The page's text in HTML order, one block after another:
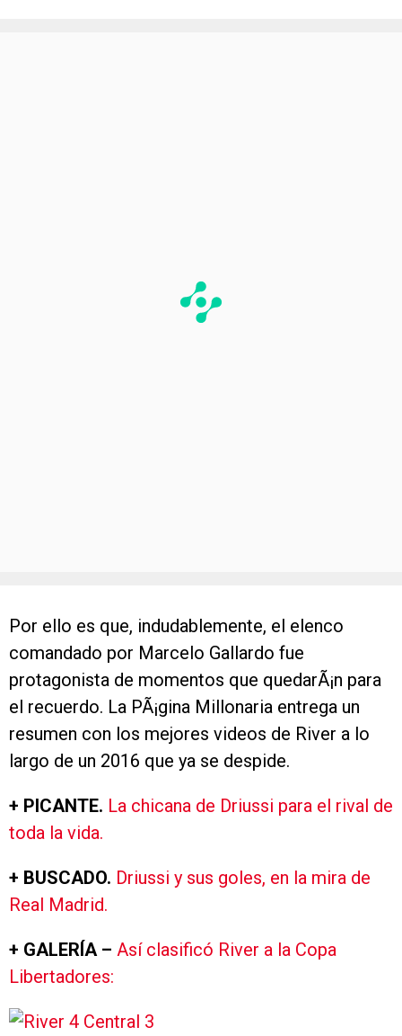
Por ello es que, indudablemente, el elenco
comandado por Marcelo Gallardo fue
protagonista de momentos que quedarÃ¡n para
el recuerdo. La PÃ¡gina Millonaria entrega un
resumen con los mejores videos de River a lo
largo de un 2016 que ya se despide.
+ PICANTE. La chicana de Driussi para el rival de
toda la vida.
+ BUSCADO. Driussi y sus goles, en la mira de
Real Madrid.
+ GALERÍA – Así clasificó River a la Copa
Libertadores: